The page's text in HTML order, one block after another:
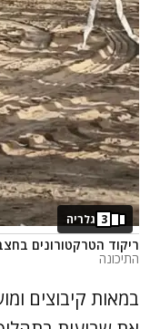
ריקוד הטרקטורונים
התיכונה
3 גלריה
במאות קיבוצים